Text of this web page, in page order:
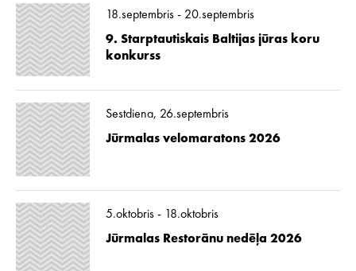
18.septembris - 20.septembris
9. Starptautiskais Baltijas jūras koru
konkurss
Sestdiena, 26.septembris
Jūrmalas velomaratons 2026
5.oktobris - 18.oktobris
Jūrmalas Restorānu nedēļa 2026